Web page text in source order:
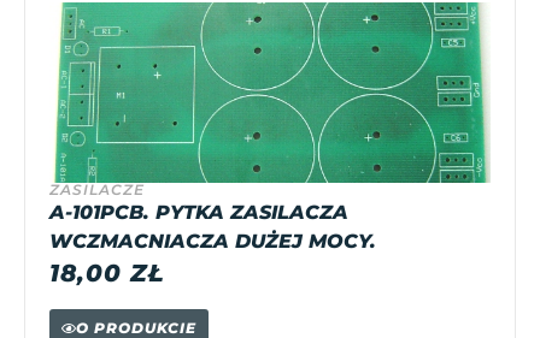
ZASILACZE
A-101PCB. PYTKA ZASILACZA
WCZMACNIACZA DUŻEJ MOCY.
18,00ZŁ
O PRODUKCIE